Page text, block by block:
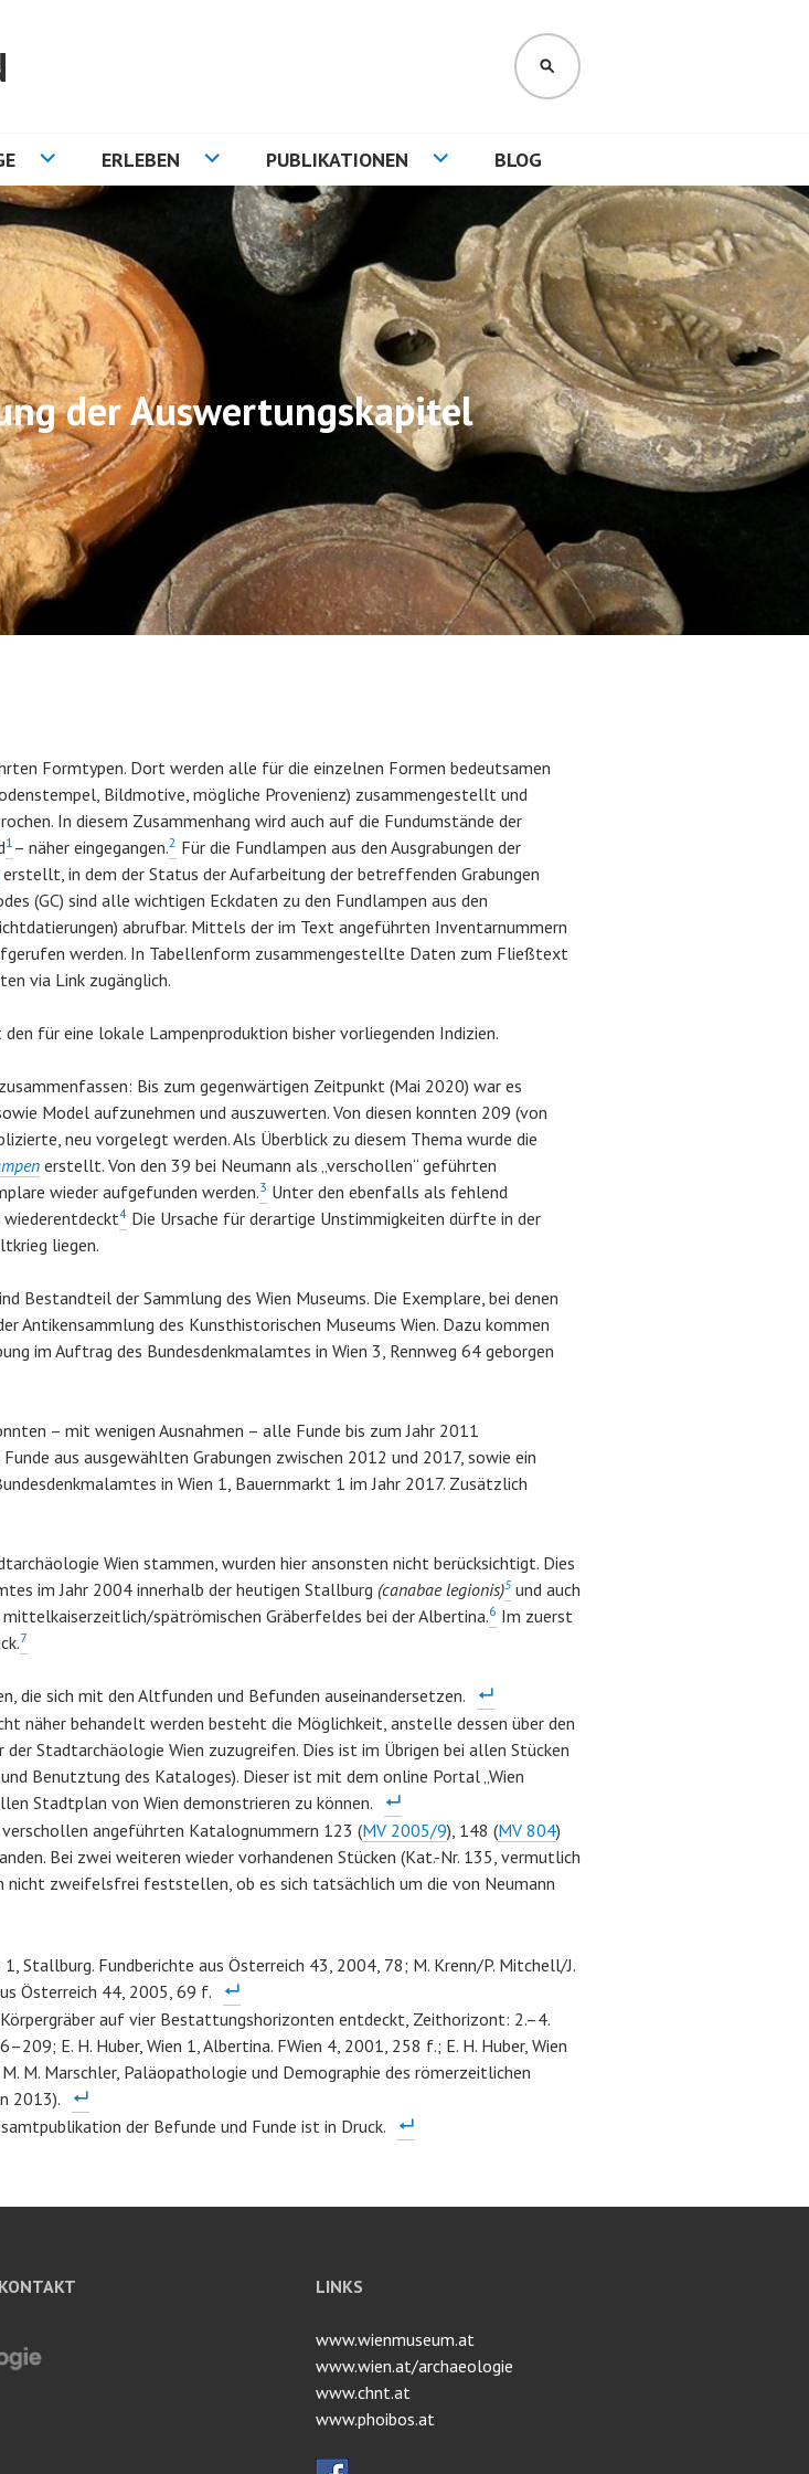
SUCHEN
ERLEBEN PUBLIKATIONEN BLOG
der Auswertungskapitel
Formtypen. Dort werden alle für die einzelnen Formen bedeutsamen
Bildmotive, mögliche Provenienz) zusammengestellt und
In diesem Zusammenhang wird auch auf die Fundumstände der
1 – näher eingegangen.2 Für die Fundlampen aus den Ausgrabungen der
erstellt, in dem der Status der Aufarbeitung der betreffenden Grabungen
(GC) sind alle wichtigen Eckdaten zu den Fundlampen aus den
abrufbar. Mittels der im Text angeführten Inventarnummern
werden. In Tabellenform zusammengestellte Daten zum Fließtext
via Link zugänglich.
für eine lokale Lampenproduktion bisher vorliegenden Indizien.
Bis zum gegenwärtigen Zeitpunkt (Mai 2020) war es
Model aufzunehmen und auszuwerten. Von diesen konnten 209 (von
neu vorgelegt werden. Als Überblick zu diesem Thema wurde die
erstellt. Von den 39 bei Neumann als „verschollen“ geführten
wieder aufgefunden werden.3 Unter den ebenfalls als fehlend
wiederentdeckt4 Die Ursache für derartige Unstimmigkeiten dürfte in der
liegen.
Bestandteil der Sammlung des Wien Museums. Die Exemplare, bei denen
Antikensammlung des Kunsthistorischen Museums Wien. Dazu kommen
im Auftrag des Bundesdenkmalamtes in Wien 3, Rennweg 64 geborgen
– mit wenigen Ausnahmen – alle Funde bis zum Jahr 2011
aus ausgewählten Grabungen zwischen 2012 und 2017, sowie ein
in Wien 1, Bauernmarkt 1 im Jahr 2017. Zusätzlich
Wien stammen, wurden hier ansonsten nicht berücksichtigt. Dies
im Jahr 2004 innerhalb der heutigen Stallburg (canabae legionis)5 und auch
spätrömischen Gräberfeldes bei der Albertina.6 Im zuerst
7
die sich mit den Altfunden und Befunden auseinandersetzen.
näher behandelt werden besteht die Möglichkeit, anstelle dessen über den
Stadtarchäologie Wien zuzugreifen. Dies ist im Übrigen bei allen Stücken
Benutztung des Kataloges). Dieser ist mit dem online Portal „Wien
Stadtplan von Wien demonstrieren zu können.
angeführten Katalognummern 123 (MV 2005/9), 148 (MV 804)
Bei zwei weiteren wieder vorhandenen Stücken (Kat.-Nr. 135, vermutlich
nicht zweifelsfrei feststellen, ob es sich tatsächlich um die von Neumann
Stallburg. Fundberichte aus Österreich 43, 2004, 78; M. Krenn/P. Mitchell/J.
Österreich 44, 2005, 69 f.
Körpergräber auf vier Bestattungshorizonten entdeckt, Zeithorizont: 2.–4.
E. H. Huber, Wien 1, Albertina. FWien 4, 2001, 258 f.; E. H. Huber, Wien
M. Marschler, Paläopathologie und Demographie des römerzeitlichen
2013).
der Befunde und Funde ist in Druck.
LINKS
www.wienmuseum.at
www.wien.at/archaeologie
www.chnt.at
www.phoibos.at